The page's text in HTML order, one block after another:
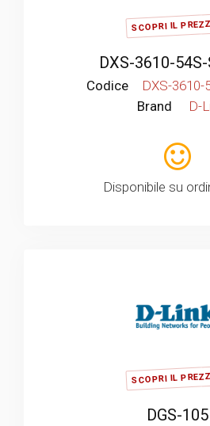
SCOPRI IL
DXS-3610-
Codice
DXS-3610-
Brand
D-
Disponibile su
SCOPRI IL
DGS-105